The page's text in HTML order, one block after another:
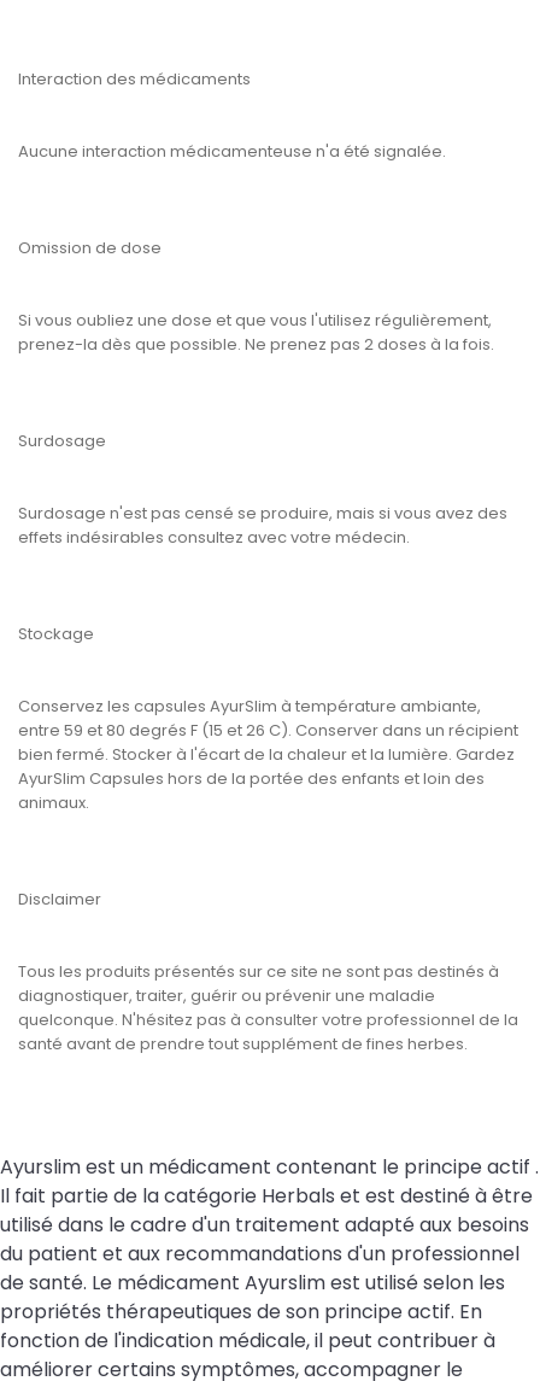
Interaction des médicaments
Aucune interaction médicamenteuse n'a été signalée.
Omission de dose
Si vous oubliez une dose et que vous l'utilisez régulièrement,
prenez-la dès que possible. Ne prenez pas 2 doses à la fois.
Surdosage
Surdosage n'est pas censé se produire, mais si vous avez des
effets indésirables consultez avec votre médecin.
Stockage
Conservez les capsules AyurSlim à température ambiante,
entre 59 et 80 degrés F (15 et 26 C). Conserver dans un récipient
bien fermé. Stocker à l'écart de la chaleur et la lumière. Gardez
AyurSlim Capsules hors de la portée des enfants et loin des
animaux.
Disclaimer
Tous les produits présentés sur ce site ne sont pas destinés à
diagnostiquer, traiter, guérir ou prévenir une maladie
quelconque. N'hésitez pas à consulter votre professionnel de la
santé avant de prendre tout supplément de fines herbes.
Ayurslim est un médicament contenant le principe actif .
Il fait partie de la catégorie Herbals et est destiné à être
utilisé dans le cadre d'un traitement adapté aux besoins
du patient et aux recommandations d'un professionnel
de santé. Le médicament Ayurslim est utilisé selon les
propriétés thérapeutiques de son principe actif. En
fonction de l'indication médicale, il peut contribuer à
améliorer certains symptômes, accompagner le